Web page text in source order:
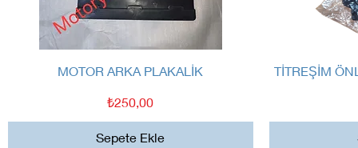
Hızlı Bakış
MOTOR ARKA PLAKALİK
Fiyat
₺250,00
Sepete Ekle
TİTREŞİM